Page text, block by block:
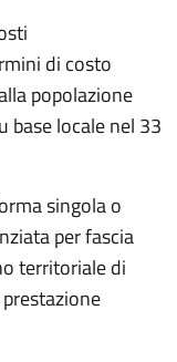
di costo
popolazione
base locale nel 33
singola o
per fascia
territoriale di